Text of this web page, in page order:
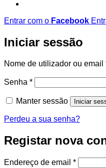
Entrar com o Facebook
Iniciar sessão
Nome de utilizador ou email
Senha *Obrigatório
Manter sessão Iniciar
Perdeu a sua senha?
Registar nova
Endereço de email *